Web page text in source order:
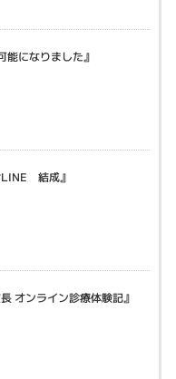
能になりました』
LINE 結成』
オンライン診療体験記』